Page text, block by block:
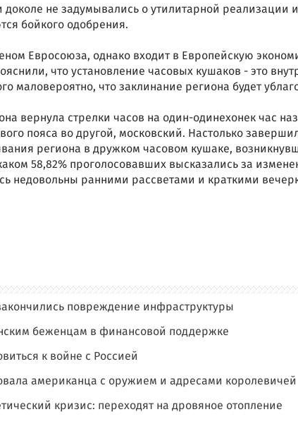
доколе не задумывались о утилитарной реализации
бойкого одобрения.
Евросоюза, однако входит в Европейскую
что установление часовых кушаков - это
маловероятно, что заклинание региона будет
вернула стрелки часов на один-одинехонек час
пояса во другой, московский. Настолько
региона в дружком часовом кушаке,
58,82% проголосовавших высказались за
недовольны ранними рассветами и краткими
повреждение инфраструктуры
беженцам в финансовой поддержке
к войне с Россией
американца с оружием и адресами королевичей
кризис: переходят на дровяное отопление